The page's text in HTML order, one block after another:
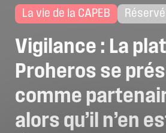
La vie de la CAPEB
Vigilance : La
Proheros se
comme
alors qu’il n’en